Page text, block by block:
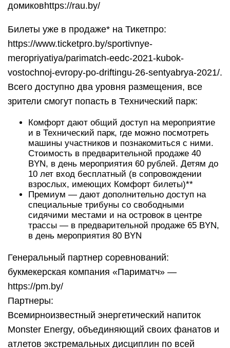
домиковhttps://rau.by/
Билеты уже в продаже* на Тикетпро:
https://www.ticketpro.by/sportivnye-
meropriyatiya/parimatch-eedc-2021-kubok-
vostochnoj-evropy-po-driftingu-26-sentyabrya-2021/.
Всего доступно два уровня размещения, все
зрители смогут попасть в Технический парк:
Комфорт дают общий доступ на мероприятие
и в Технический парк, где можно посмотреть
машины участников и познакомиться с ними.
Стоимость в предварительной продаже 40
BYN, в день мероприятия 60 рублей. Детям до
10 лет вход бесплатный (в сопровождении
взрослых, имеющих Комфорт билеты)**
Премиум — дают дополнительно доступ на
специальные трибуны со свободными
сидячими местами и на островок в центре
трассы — в предварительной продаже 65 BYN,
в день мероприятия 80 BYN
Генеральный партнер соревнований:
букмекерская компания «Париматч» —
https://pm.by/
Партнеры:
Всемирноизвестный энергетический напиток
Monster Energy, объединяющий своих фанатов и
атлетов экстремальных дисциплин по всей